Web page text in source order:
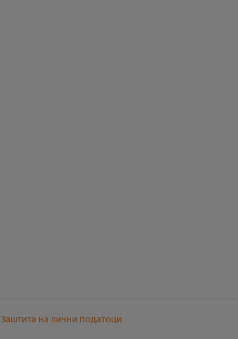
Заштита на лични податоци